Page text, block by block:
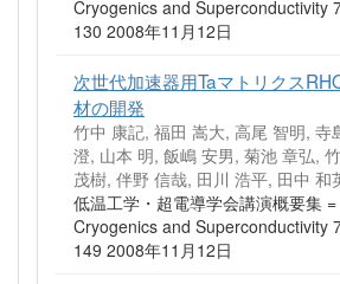
Cryogenics and Superconductivity
130 2008年11月12日
次世代加速器用Taマトリクス
材の開発
竹中 康記, 福田 嵩大, 高尾 智明, 寺
澄, 山本 明, 飯嶋 安男, 菊池 章弘,
茂樹, 伴野 信哉, 田川 浩平, 田中 和
低温工学・超電導学会講演概要集
Cryogenics and Superconductivity
149 2008年11月12日